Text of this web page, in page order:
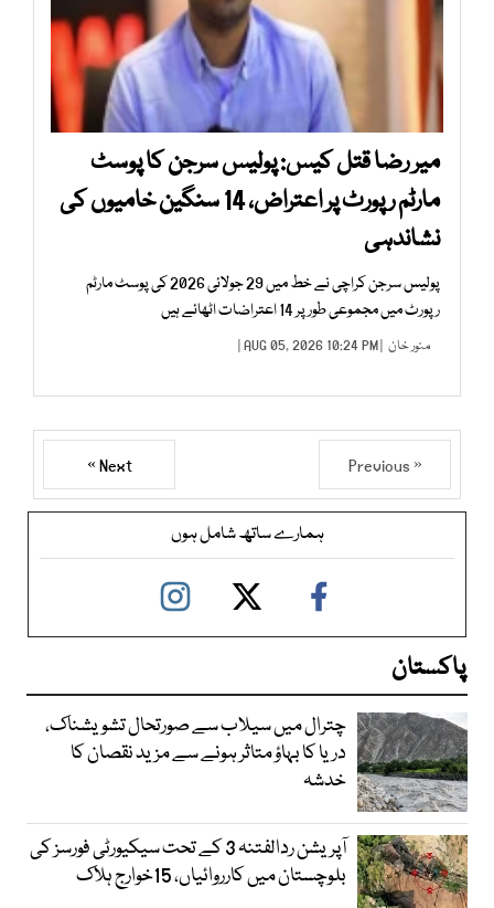
میر رضا قتل کیس: پولیس سرجن کا پوسٹ
مارٹم رپورٹ پر اعتراض، 14 سنگین خامیوں کی
نشاندہی
پولیس سرجن کراچی نے خط میں 29 جولائی 2026 کی پوسٹ مارٹم
رپورٹ میں مجموعی طور پر 14 اعتراضات اٹھائے ہیں
منور خان
« Previous
Next »
ہمارے ساتھ شامل ہوں
پاکستان
چترال میں سیلاب سے صورتحال تشویشناک،
دریا کا بہاؤ متاثر ہونے سے مزید نقصان کا
خدشہ
آپریشن ردالفتنہ 3 کے تحت سیکیورٹی فورسز کی
بلوچستان میں کارروائیاں، 15خوارج ہلاک